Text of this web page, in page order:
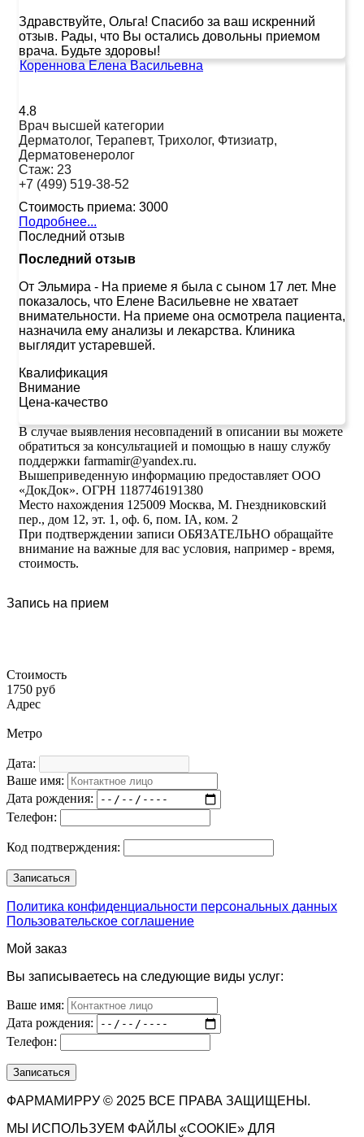
Здравствуйте, Ольга! Спасибо за ваш искренний
отзыв. Рады, что Вы остались довольны приемом
врача. Будьте здоровы!
Кореннова Елена Васильевна
4.8
Врач высшей категории
Дерматолог, Терапевт, Трихолог, Фтизиатр,
Дерматовенеролог
Стаж: 23
+7 (499) 519-38-52
Стоимость приема: 3000
Подробнее...
Последний отзыв
Последний отзыв
От Эльмира - На приеме я была с сыном 17 лет. Мне
показалось, что Елене Васильевне не хватает
внимательности. На приеме она осмотрела пациента,
назначила ему анализы и лекарства. Клиника
выглядит устаревшей.
Квалификация
Внимание
Цена-качество
В случае выявления несовпадений в описании вы можете
обратиться за консультацией и помощью в нашу службу
поддержки farmamir@yandex.ru.
Вышеприведенную информацию предоставляет ООО
«ДокДок». ОГРН 1187746191380
Место нахождения 125009 Москва, М. Гнездниковский
пер., дом 12, эт. 1, оф. 6, пом. IA, ком. 2
При подтверждении записи ОБЯЗАТЕЛЬНО обращайте
внимание на важные для вас условия, например - время,
стоимость.
Запись на прием
Стоимость
1750 руб
Адрес
Метро
Дата:
Ваше имя:
Дата рождения:
Телефон:
Код подтверждения:
Политика конфиденциальности персональных данных
Пользовательское соглашение
Мой заказ
Вы записываетесь на следующие виды услуг:
Ваше имя:
Дата рождения:
Телефон:
ФАРМАМИРРУ © 2025 ВСЕ ПРАВА ЗАЩИЩЕНЫ.
МЫ ИСПОЛЬЗУЕМ ФАЙЛЫ «COOKIE» ДЛЯ